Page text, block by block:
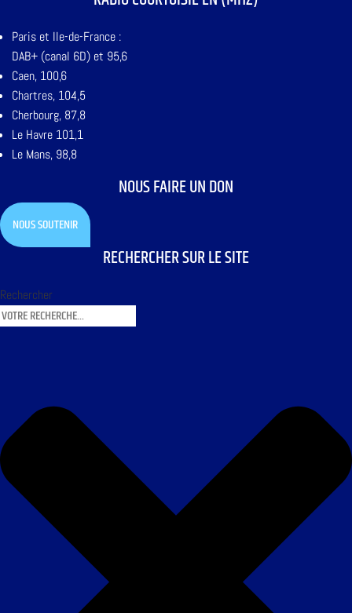
Paris et Ile-de-France :
DAB+ (canal 6D) et 95,6
Caen, 100,6
Chartres, 104,5
Cherbourg, 87,8
Le Havre 101,1
Le Mans, 98,8
NOUS FAIRE UN DON
NOUS SOUTENIR
RECHERCHER SUR LE SITE
Rechercher